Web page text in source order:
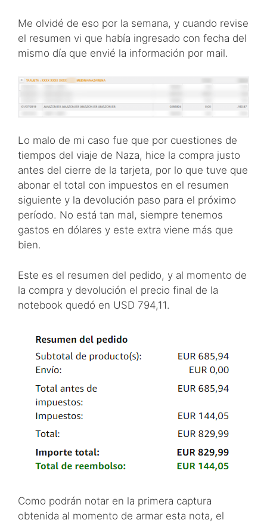
Me olvidé de eso por la semana, y cuando revise
el resumen vi que había ingresado con fecha del
mismo día que envié la información por mail.
Lo malo de mi caso fue que por cuestiones de
tiempos del viaje de Naza, hice la compra justo
antes del cierre de la tarjeta, por lo que tuve que
abonar el total con impuestos en el resumen
siguiente y la devolución paso para el próximo
período. No está tan mal, siempre tenemos
gastos en dólares y este extra viene más que
bien.
Este es el resumen del pedido, y al momento de
la compra y devolución el precio final de la
notebook quedó en USD 794,11.
Como podrán notar en la primera captura
obtenida al momento de armar esta nota, el